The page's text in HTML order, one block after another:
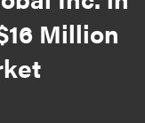
Million